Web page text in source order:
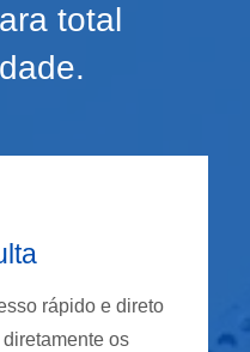
total
rápido e direto
os